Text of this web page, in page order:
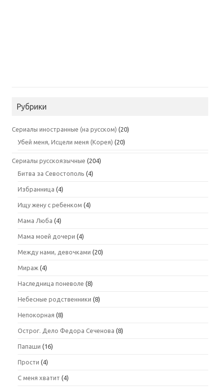
Рубрики
Сериалы иностранные (на русском) (20)
Убей меня, Исцели меня (Корея) (20)
Сериалы русскоязычные (204)
Битва за Севостополь (4)
Избранница (4)
Ищу жену с ребенком (4)
Мама Люба (4)
Мама моей дочери (4)
Между нами, девочками (20)
Мираж (4)
Наследница поневоле (8)
Небесные родственники (8)
Непокорная (8)
Острог. Дело Федора Сеченова (8)
Папаши (16)
Прости (4)
С меня хватит (4)